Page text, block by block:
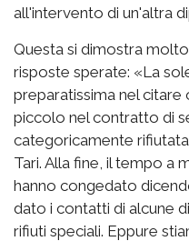
all'intervento di un'altra
Questa si dimostra
risposte sperate: «La
preparatissima nel citare
piccolo nel contratto di
categoricamente
Tari. Alla fine, il tempo a
hanno congedato
dato i contatti di alcune
rifiuti speciali. Eppure